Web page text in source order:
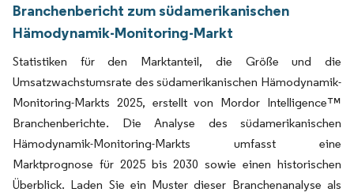
Branchenbericht zum südamerikanischen
Hämodynamik-Monitoring-Markt
Statistiken für den Marktanteil, die Größe und die
Umsatzwachstumsrate des südamerikanischen Hämodynamik-
Monitoring-Markts 2025, erstellt von Mordor Intelligence™
Branchenberichte. Die Analyse des südamerikanischen
Hämodynamik-Monitoring-Markts umfasst eine
Marktprognose für 2025 bis 2030 sowie einen historischen
Überblick. Laden Sie ein Muster dieser Branchenanalyse als